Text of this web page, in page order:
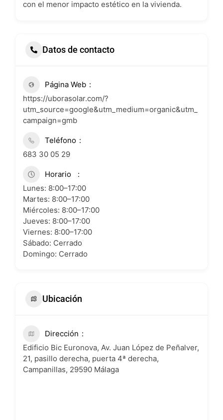
con el menor impacto estético en la vivienda.
Datos de contacto
Página Web
https://uborasolar.com/?
utm_source=google&utm_medium=organic&utm_
campaign=gmb
Teléfono
683 30 05 29
Horario
Lunes: 8:00–17:00
Martes: 8:00–17:00
Miércoles: 8:00–17:00
Jueves: 8:00–17:00
Viernes: 8:00–17:00
Sábado: Cerrado
Domingo: Cerrado
Ubicación
Dirección
Edificio Bic Euronova, Av. Juan López de Peñalver,
21, pasillo derecha, puerta 4ª derecha,
Campanillas, 29590 Málaga